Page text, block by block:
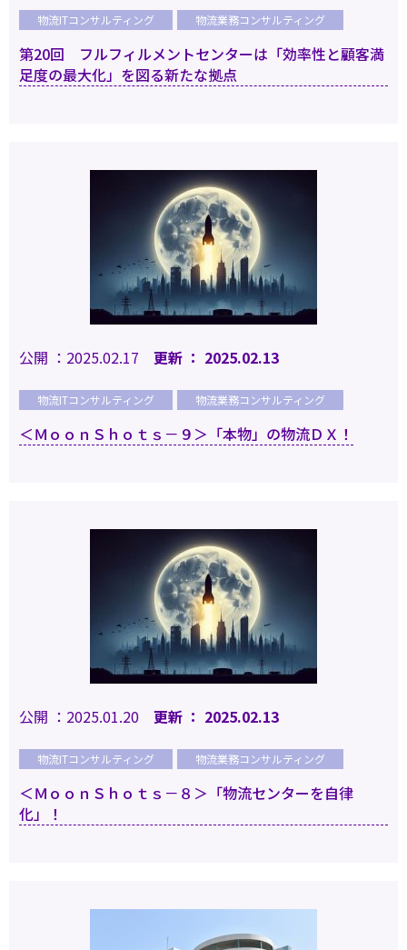
物流ITコンサルティング 物流業務コンサルティング
第20回 フルフィルメントセンターは「効率性と顧客満
足度の最大化」を図る新たな拠点
公開 ：2025.02.17 更新 ： 2025.02.13
物流ITコンサルティング 物流業務コンサルティング
＜ＭｏｏｎＳｈｏｔｓ－９＞「本物」の物流ＤＸ！
公開 ：2025.01.20 更新 ： 2025.02.13
物流ITコンサルティング 物流業務コンサルティング
＜ＭｏｏｎＳｈｏｔｓ－８＞「物流センターを自律
化」！